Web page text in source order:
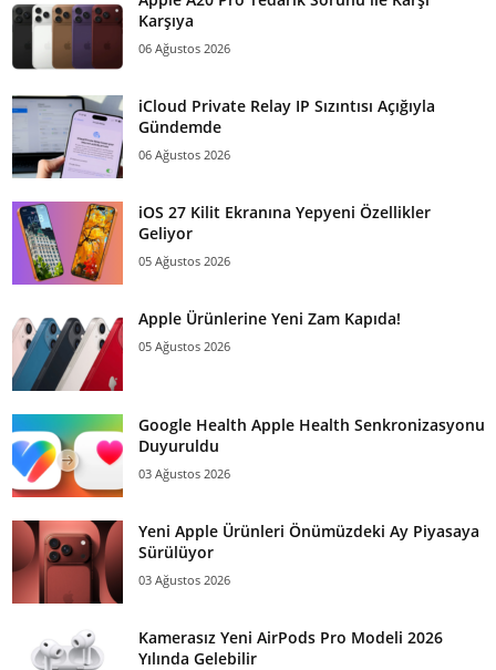
Karşıya
06 Ağustos 2026
iCloud Private Relay IP Sızıntısı Açığıyla
Gündemde
06 Ağustos 2026
iOS 27 Kilit Ekranına Yepyeni Özellikler
Geliyor
05 Ağustos 2026
Apple Ürünlerine Yeni Zam Kapıda!
05 Ağustos 2026
Google Health Apple Health Senkronizasyonu
Duyuruldu
03 Ağustos 2026
Yeni Apple Ürünleri Önümüzdeki Ay Piyasaya
Sürülüyor
03 Ağustos 2026
Kamerasız Yeni AirPods Pro Modeli 2026
Yılında Gelebilir